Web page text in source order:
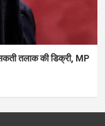
तलाक की डिक्री, MP